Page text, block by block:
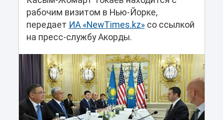
рабочим визитом в Нью-Йорке,
передает ИА «NewTimes.kz»со ссылкой
на пресс-службу Акорды.